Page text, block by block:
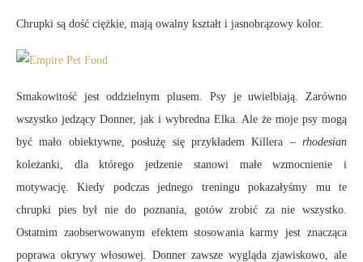
Chrupki są dość ciężkie, mają owalny kształt i jasnobrązowy kolor.
Smakowitość jest oddzielnym plusem. Psy je uwielbiają. Zarówno
wszystko jedzący Donner, jak i wybredna Elka. Ale że moje psy mogą
być mało obiektywne, posłużę się przykładem Killera – rhodesian
koleżanki, dla którego jedzenie stanowi małe wzmocnienie i
motywację. Kiedy podczas jednego treningu pokazałyśmy mu te
chrupki pies był nie do poznania, gotów zrobić za nie wszystko.
Ostatnim zaobserwowanym efektem stosowania karmy jest znacząca
poprawa okrywy włosowej. Donner zawsze wygląda zjawiskowo, ale